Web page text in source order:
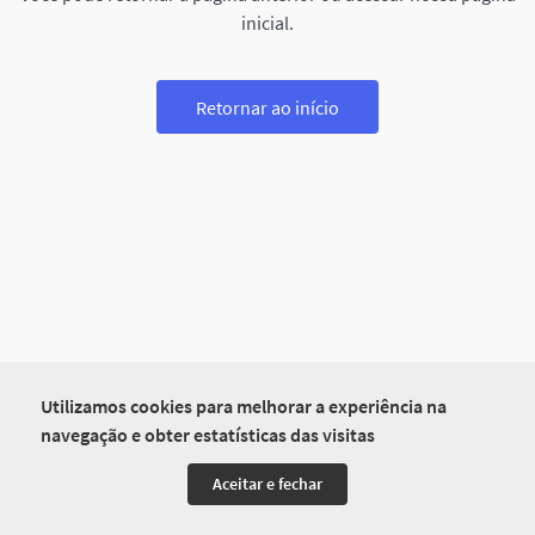
Utilizamos cookies para melhorar a experiência na
navegação e obter estatísticas das visitas
Aceitar e fechar
inicial.
Retornar ao início